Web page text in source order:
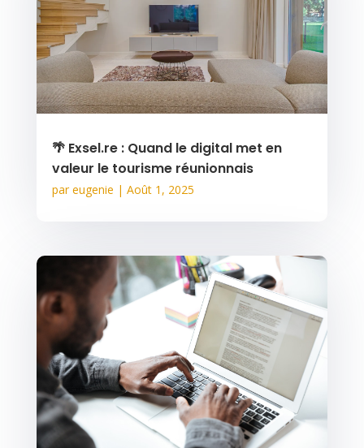
🌴 Exsel.re : Quand le digital met en
valeur le tourisme réunionnais
pareugenie | Août 1, 2025